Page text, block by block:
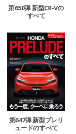
第650弾 新型CR-Vの
すべて
第647弾 新型プレリ
ュードのすべて